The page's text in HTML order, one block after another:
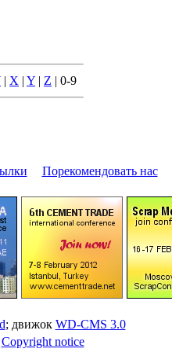
| X | Y | Z | 0-9
Поpекомендовать нас|
; движок WD-CMS 3.0
Copyright notice